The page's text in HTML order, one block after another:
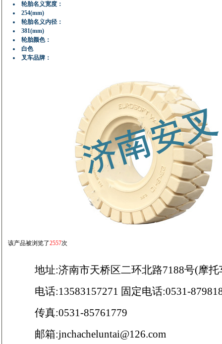
轮胎名义宽度：
254(mm)
轮胎名义内径：
381(mm)
轮胎颜色：
白色
叉车品牌：
该产品被浏览了2557次
地址:济南市天桥区二环北路7188号(摩托
电话:13583157271 固定电话:0531-
传真:0531-85761779
邮箱:jnchacheluntai@126.com